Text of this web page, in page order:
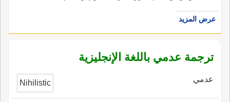
عرض المزيد
ترجمة عدمي باللغة الإنجليزية
عدمي Nihilistic